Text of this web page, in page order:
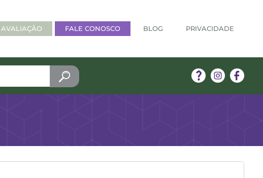
FALE CONOSCO BLOG PRIVACIDADE